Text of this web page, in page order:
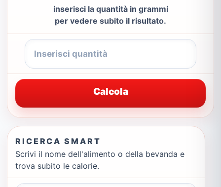
inserisci la quantità in grammi
per vedere subito il risultato.
Calcola
RICERCA SMART
Scrivi il nome dell'alimento o della bevanda e
trova subito le calorie.